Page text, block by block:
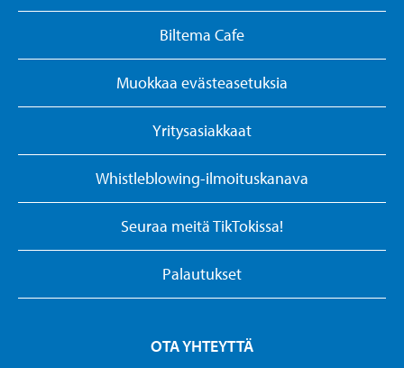
Biltema Cafe
Muokkaa evästeasetuksia
Yritysasiakkaat
Whistleblowing-ilmoituskanava
Seuraa meitä TikTokissa!
Palautukset
OTA YHTEYTTÄ